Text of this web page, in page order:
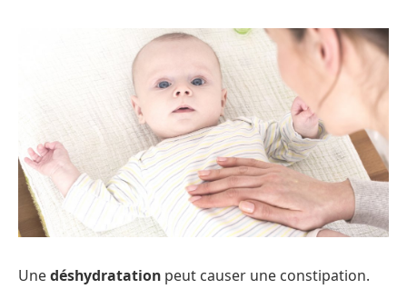
Unedéshydratation peut causer une constipation.